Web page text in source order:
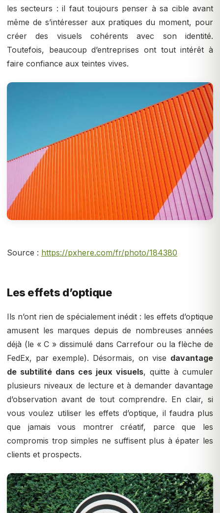
les secteurs : il faut toujours penser à sa cible avant
même de s’intéresser aux pratiques du moment, pour
créer des visuels cohérents avec son identité.
Toutefois, beaucoup d’entreprises ont tout intérêt à
faire confiance aux teintes vives.
Source : https://pxhere.com/fr/photo/184380
Les effets d’optique
Ils n’ont rien de spécialement inédit : les effets d’optique
amusent les marques depuis de nombreuses années
déjà (le « C » dissimulé dans Carrefour ou la flèche de
FedEx, par exemple). Désormais, on vise davantage
de subtilité dans ces jeux visuels, quitte à cumuler
plusieurs niveaux de lecture et à demander davantage
d’observation avant de tout comprendre. En clair, si
vous voulez utiliser les effets d’optique, il faudra plus
que jamais vous montrer créatif, parce que les
compromis trop simples ne suffisent plus à épater les
clients et prospects.